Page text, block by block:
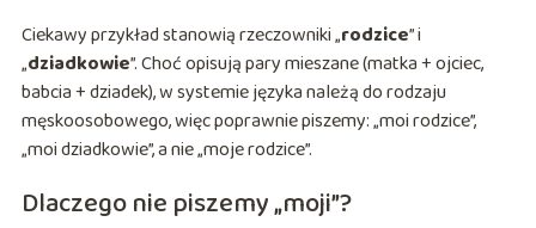
Ciekawy przykład stanowią rzeczowniki „rodzice” i
„dziadkowie”. Choć opisują pary mieszane (matka + ojciec,
babcia + dziadek), w systemie języka należą do rodzaju
męskoosobowego, więc poprawnie piszemy: „moi rodzice”,
„moi dziadkowie”, a nie „moje rodzice”.
Dlaczego nie piszemy „moji”?